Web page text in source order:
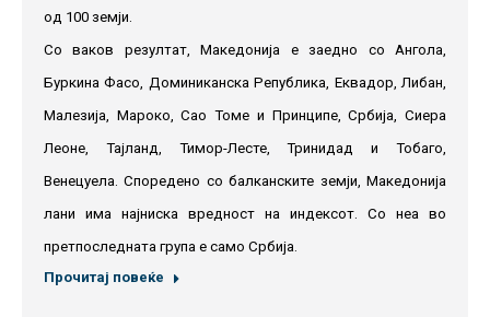
од 100 земји.
Со ваков резултат, Македонија е заедно со Ангола,
Буркина Фасо, Доминиканска Република, Еквадор, Либан,
Малезија, Мароко, Сао Томе и Принципе, Србија, Сиера
Леоне, Тајланд, Тимор-Лесте, Тринидад и Тобаго,
Венецуела. Споредено со балканските земји, Македонија
лани има најниска вреднoст на индексот. Со неа во
претпоследната група е само Србија.
Прочитај повеќе